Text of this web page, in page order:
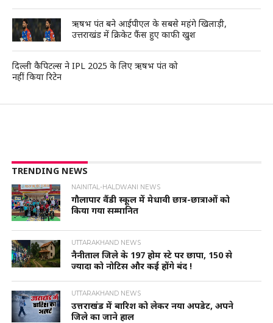
ऋषभ पंत बने आईपीएल के सबसे महंगे खिलाड़ी,
उत्तराखंड में क्रिकेट फैंस हुए काफी खुश
दिल्ली कैपिटल्स ने IPL 2025 के लिए ऋषभ पंत को
नहीं किया रिटेन
TRENDING NEWS
NAINITAL-HALDWANI NEWS
गौलापार वैंडी स्कूल में मेधावी छात्र-छात्राओं को
किया गया सम्मानित
UTTARAKHAND NEWS
नैनीताल जिले के 197 होम स्टे पर छापा, 150 से
ज्यादा को नोटिस और कई होंगे बंद !
UTTARAKHAND NEWS
उत्तराखंड में बारिश को लेकर नया अपडेट, अपने
जिले का जाने हाल